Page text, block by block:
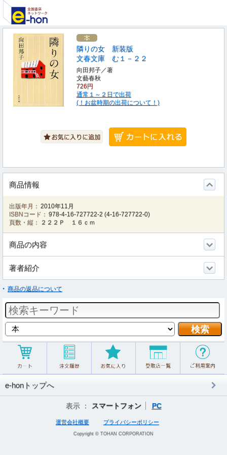
隣りの女 新装版
文春文庫 む１－２２
向田邦子／著
文藝春秋
726円
通常１～２日で出荷
(！お盆時期の出荷について！)
商品情報
出版年月： 2010年11月
ISBNコード： 978-4-16-727722-2 (4-16-727722-0)
頁数・縦：
２２２Ｐ １６ｃｍ
商品の内容
著者紹介
商品の返品について
e-honトップへ
表示 ： スマートフォン PC
運営会社概要 プライバシーポリシー
Copyright © TOHAN CORPORATION